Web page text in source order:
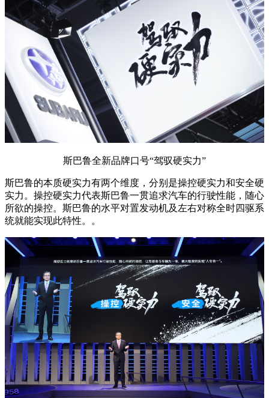
斯巴鲁全新品牌口号“驾驭硬实力”
斯巴鲁的本质硬实力有两个维度，分别是操控硬实力和安全硬
实力。操控硬实力代表斯巴鲁一贯追求汽车的行驶性能，随心
所欲的操控。斯巴鲁的水平对置发动机及左右对称全时四驱系
统就能实现此特性。。